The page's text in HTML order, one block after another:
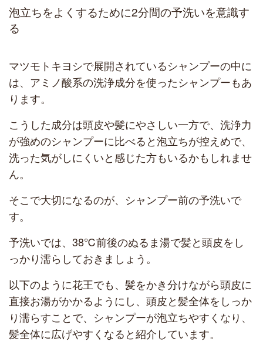
泡立ちをよくするために2分間の予洗いを意識す
る
マツモトキヨシで展開されているシャンプーの中に
は、アミノ酸系の洗浄成分を使ったシャンプーもあ
ります。
こうした成分は頭皮や髪にやさしい一方で、洗浄力
が強めのシャンプーに比べると泡立ちが控えめで、
洗った気がしにくいと感じた方もいるかもしれませ
ん。
そこで大切になるのが、シャンプー前の予洗いで
す。
予洗いでは、38℃前後のぬるま湯で髪と頭皮をし
っかり濡らしておきましょう。
以下のように花王でも、髪をかき分けながら頭皮に
直接お湯がかかるようにし、頭皮と髪全体をしっか
り濡らすことで、シャンプーが泡立ちやすくなり、
髪全体に広げやすくなると紹介しています。